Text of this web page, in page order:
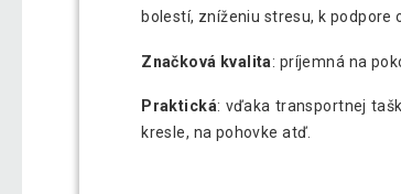
bolestí, zníženiu stresu, k podpore
Značková kvalita: príjemná na
Praktická: vďaka transportnej
kresle, na pohovke atď.